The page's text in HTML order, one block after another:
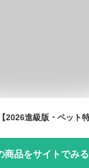
商品をサイトでみる